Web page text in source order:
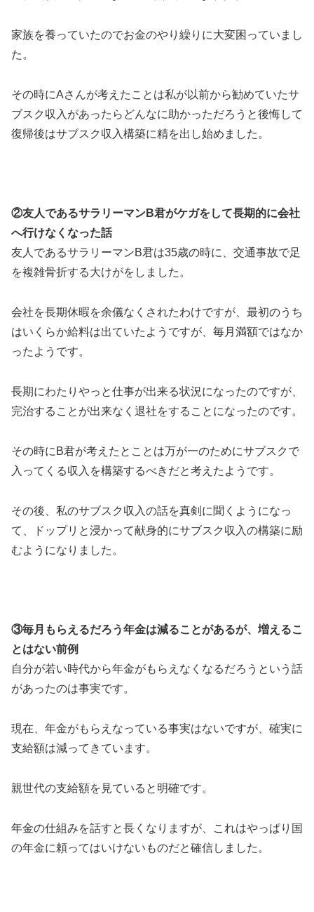
家族を養っていたのでお金のやり繰りに大変困っていまし
た。
その時にAさんが考えたことは私が以前から勧めていたサ
ブスク収入があったらどんなに助かっただろうと後悔して
復帰後はサブスク収入構築に精を出し始めました。
②友人であるサラリーマンB君がケガをして長期的に会社
へ行けなくなった話
友人であるサラリーマンB君は35歳の時に、交通事故で足
を複雑骨折する大けがをしました。
会社を長期休暇を余儀なくされたわけですが、最初のうち
はいくらか給料は出ていたようですが、毎月満額ではなか
ったようです。
長期にわたりやっと仕事が出来る状況になったのですが、
完治することが出来なく退社をすることになったのです。
その時にB君が考えたとことは万が一のためにサブスクで
入ってくる収入を構築するべきだと考えたようです。
その後、私のサブスク収入の話を真剣に聞くようになっ
て、ドップリと浸かって献身的にサブスク収入の構築に励
むようになりました。
③毎月もらえるだろう年金は減ることがあるが、増えるこ
とはない前例
自分が若い時代から年金がもらえなくなるだろうという話
があったのは事実です。
現在、年金がもらえなっている事実はないですが、確実に
支給額は減ってきています。
親世代の支給額を見ていると明確です。
年金の仕組みを話すと長くなりますが、これはやっぱり国
の年金に頼ってはいけないものだと確信しました。